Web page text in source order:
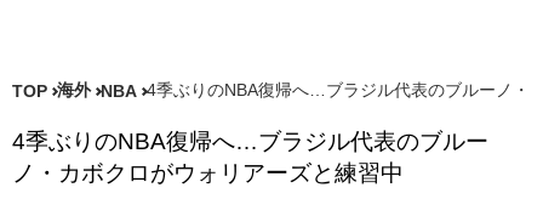
TOP 海外 NBA 4季ぶりのNBA復帰へ…ブラジル代表のブルーノ・
4季ぶりのNBA復帰へ…ブラジル代表のブルー
ノ・カボクロがウォリアーズと練習中